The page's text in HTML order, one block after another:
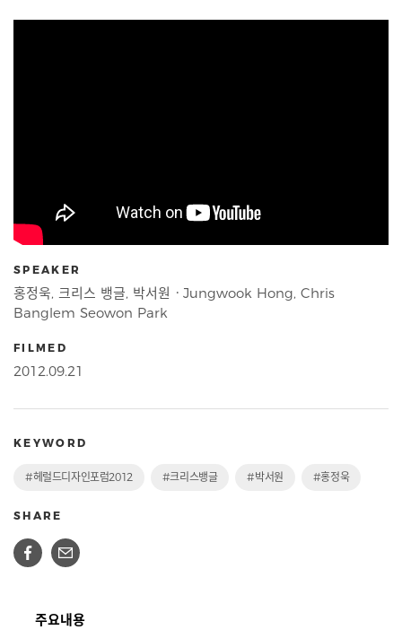
SPEAKER
홍정욱, 크리스 뱅글, 박서원ㆍJungwook Hong, Chris
Banglem Seowon Park
FILMED
2012.09.21
KEYWORD
#헤럴드디자인포럼2012 #크리스뱅글 #박서원 #홍정욱
SHARE
주요내용